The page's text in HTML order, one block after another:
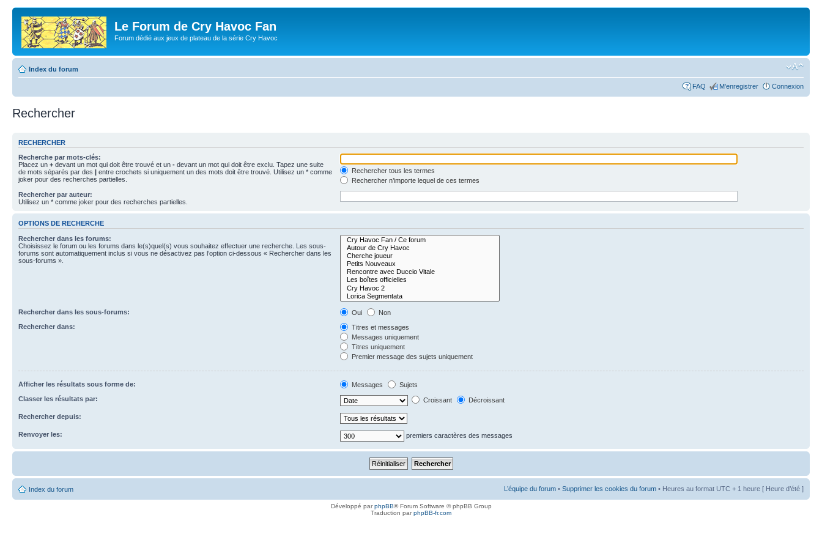
Le Forum de Cry Havoc Fan
Forum dédié aux jeux de plateau de la série Cry Havoc
Index du forum
FAQ M’enregistrer Connexion
Rechercher
RECHERCHER
Recherche par mots-clés:
Placez un + devant un mot qui doit être trouvé et un - devant un mot qui doit être exclu. Tapez une suite
de mots séparés par des | entre crochets si uniquement un des mots doit être trouvé. Utilisez un * comme
joker pour des recherches partielles.
Rechercher tous les termes
Rechercher n’importe lequel de ces termes
Rechercher par auteur:
Utilisez un * comme joker pour des recherches partielles.
OPTIONS DE RECHERCHE
Rechercher dans les forums:
Choisissez le forum ou les forums dans le(s)quel(s) vous souhaitez effectuer une recherche. Les sous-
forums sont automatiquement inclus si vous ne désactivez pas l’option ci-dessous « Rechercher dans les
sous-forums ».
Rechercher dans les sous-forums: Oui
Non
Rechercher dans:
Titres et messages
Messages uniquement
Titres uniquement
Premier message des sujets uniquement
Afficher les résultats sous forme de: Messages
Sujets
Classer les résultats par:
Croissant Décroissant
Rechercher depuis:
Renvoyer les: premiers caractères des messages
Index du forum L’équipe du forum • Supprimer les cookies du forum • Heures au format UTC + 1 heure [ Heure d’été ]
Développé parphpBB® Forum Software © phpBB Group
Traduction parphpBB-fr.com